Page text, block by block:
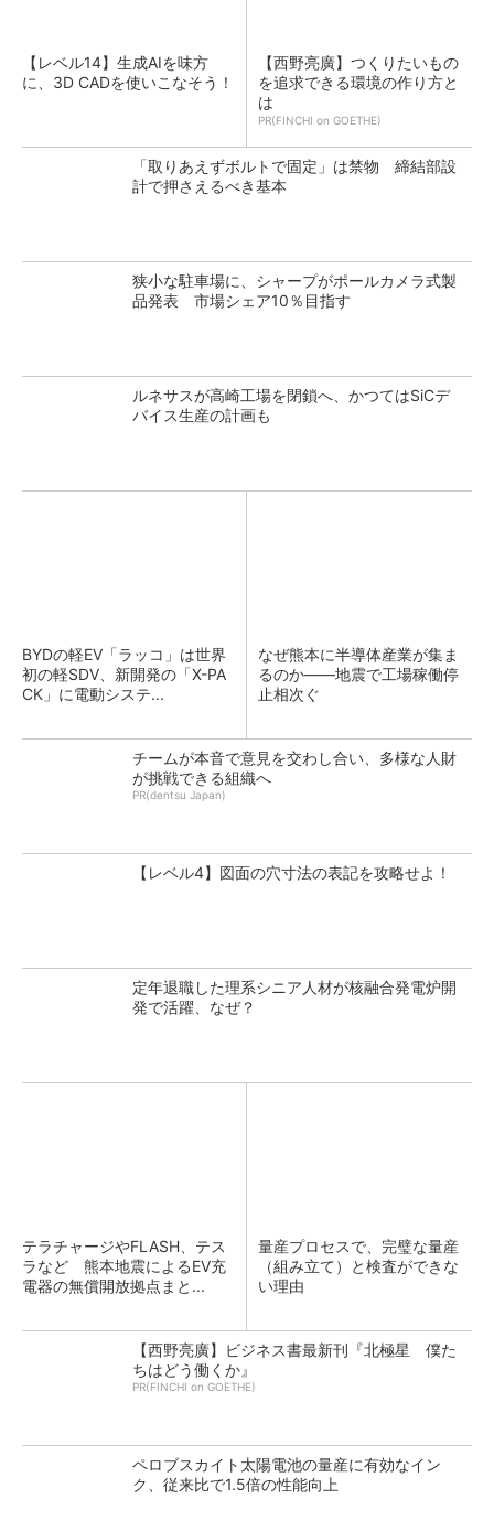
【レベル14】生成AIを味方
に、3D CADを使いこなそう！
【西野亮廣】つくりたいもの
を追求できる環境の作り方と
は
PR(FINCHI on GOETHE)
「取りあえずボルトで固定」は禁物 締結部設
計で押さえるべき基本
狭小な駐車場に、シャープがポールカメラ式製
品発表 市場シェア10％目指す
ルネサスが高崎工場を閉鎖へ、かつてはSiCデ
バイス生産の計画も
BYDの軽EV「ラッコ」は世界
初の軽SDV、新開発の「X-PA
CK」に電動システ...
なぜ熊本に半導体産業が集ま
るのか――地震で工場稼働停
止相次ぐ
チームが本音で意見を交わし合い、多様な人財
が挑戦できる組織へ
PR(dentsu Japan)
【レベル4】図面の穴寸法の表記を攻略せよ！
定年退職した理系シニア人材が核融合発電炉開
発で活躍、なぜ？
テラチャージやFLASH、テス
ラなど 熊本地震によるEV充
電器の無償開放拠点まと...
量産プロセスで、完璧な量産
（組み立て）と検査ができな
い理由
【西野亮廣】ビジネス書最新刊『北極星 僕た
ちはどう働くか』
PR(FINCHI on GOETHE)
ペロブスカイト太陽電池の量産に有効なイン
ク、従来比で1.5倍の性能向上